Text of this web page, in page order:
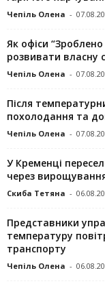
Чепіль Олена -
Як офіси
розвивати власну
Чепіль Олена -
Після
похолодання та
Чепіль Олена -
У Кременці
через
Скиба Тетяна -
Представники
температуру
транспорту
Чепіль Олена -